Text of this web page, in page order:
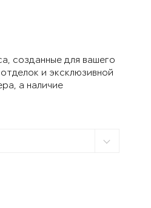
созданные для вашего
и эксклюзивной
а наличие